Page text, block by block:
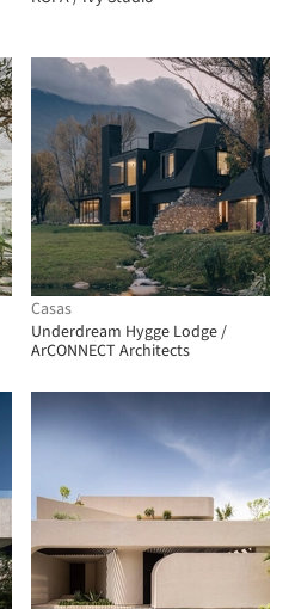
Casas
Underdream Hygge Lodge /
ArCONNECT Architects